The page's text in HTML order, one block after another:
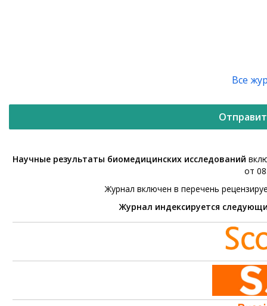
Все
Научные результаты биомедицинских исследований
от
Журнал включен в перечень
Журнал индексируется